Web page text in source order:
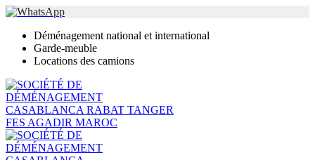
Déménagement national et international
Garde-meuble
Locations des camions